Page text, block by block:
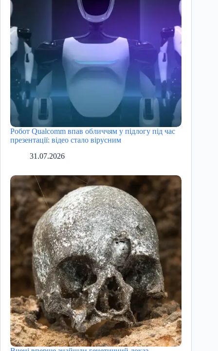
Робот Qualcomm впав обличчям у підлогу під час
презентації: відео стало вірусним
31.07.2026